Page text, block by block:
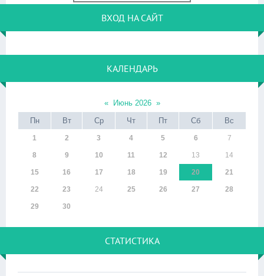
ВХОД НА САЙТ
КАЛЕНДАРЬ
« Июнь 2026 »
Пн
Вт Ср Чт Пт Сб Вс
1 2 3 4 5 6 7
8 9 10 11 12 13 14
15 16 17 18 19 20 21
22 23 24 25 26 27 28
29 30
СТАТИСТИКА